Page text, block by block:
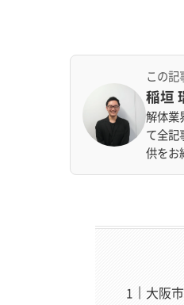
この記
稲垣
解体業
て全記
供をお
大阪